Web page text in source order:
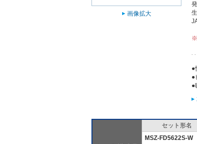
画像拡大
※
●
●
●
セット形名
MSZ-FD5622S-W